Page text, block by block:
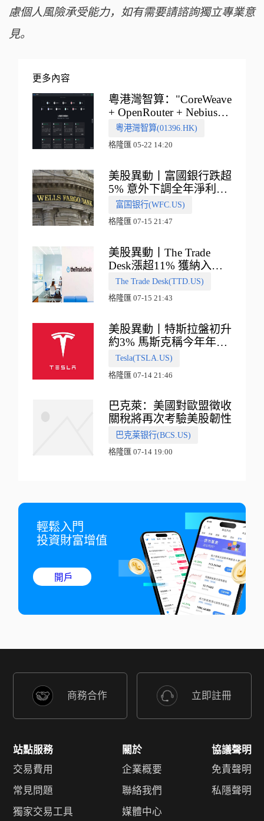
慮個人風險承受能力，如有需要請諮詢獨立專業意
見。
更多內容
粵港灣智算："CoreWeave
+ OpenRouter + Nebius"
多向融合的中國智算新範
式
粵港灣智算(01396.HK)
格隆匯 05-22 14:20
美股異動丨富國銀行跌超
5% 意外下調全年淨利息
收入指引
富国银行(WFC.US)
格隆匯 07-15 21:47
美股異動丨The Trade
Desk漲超11% 獲納入標
普500指數
The Trade Desk(TTD.US)
格隆匯 07-15 21:43
美股異動丨特斯拉盤初升
約3% 馬斯克稱今年年底
會有‘史詩級震撼’的演示
Tesla(TSLA.US)
格隆匯 07-14 21:46
巴克萊：美國對歐盟徵收
關稅將再次考驗美股韌性
巴克莱银行(BCS.US)
格隆匯 07-14 19:00
輕鬆入門
投資財富增值
開戶
商務合作 立即註冊
站點服務
交易費用
常見問題
獨家交易工具
關於
企業概要
聯絡我們
媒體中心
協議聲明
免責聲明
私隱聲明